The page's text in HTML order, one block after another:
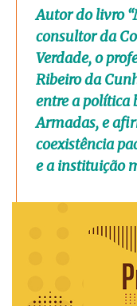
Autor do livro
consultor da
Verdade, o
Ribeiro da
entre a política
Armadas, e
coexistência
e a instituição